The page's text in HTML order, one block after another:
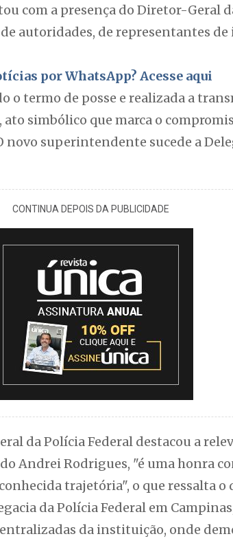
com a presença do Diretor-Geral
autoridades, de representantes
por WhatsApp? Acesse aqui
o termo de posse e realizada a
simbólico que marca o
superintendente sucede a
CONTINUA DEPOIS DA PUBLICIDADE
da Polícia Federal destacou a
Andrei Rodrigues, "é uma honra
trajetória", o que ressalta o
da Polícia Federal em
da instituição, onde